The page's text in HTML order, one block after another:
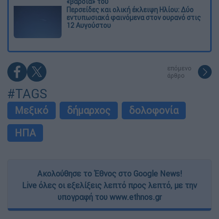
Περσείδες και ολική έκλειψη Ηλίου: Δύο
εντυπωσιακά φαινόμενα στον ουρανό στις
12 Αυγούστου
επόμενο
άρθρο
#TAGS
Μεξικό δήμαρχος
δολοφονία
ΗΠΑ
Ακολούθησε το Έθνος στο Google News!
Live όλες οι εξελίξεις λεπτό προς λεπτό, με την
υπογραφή του www.ethnos.gr